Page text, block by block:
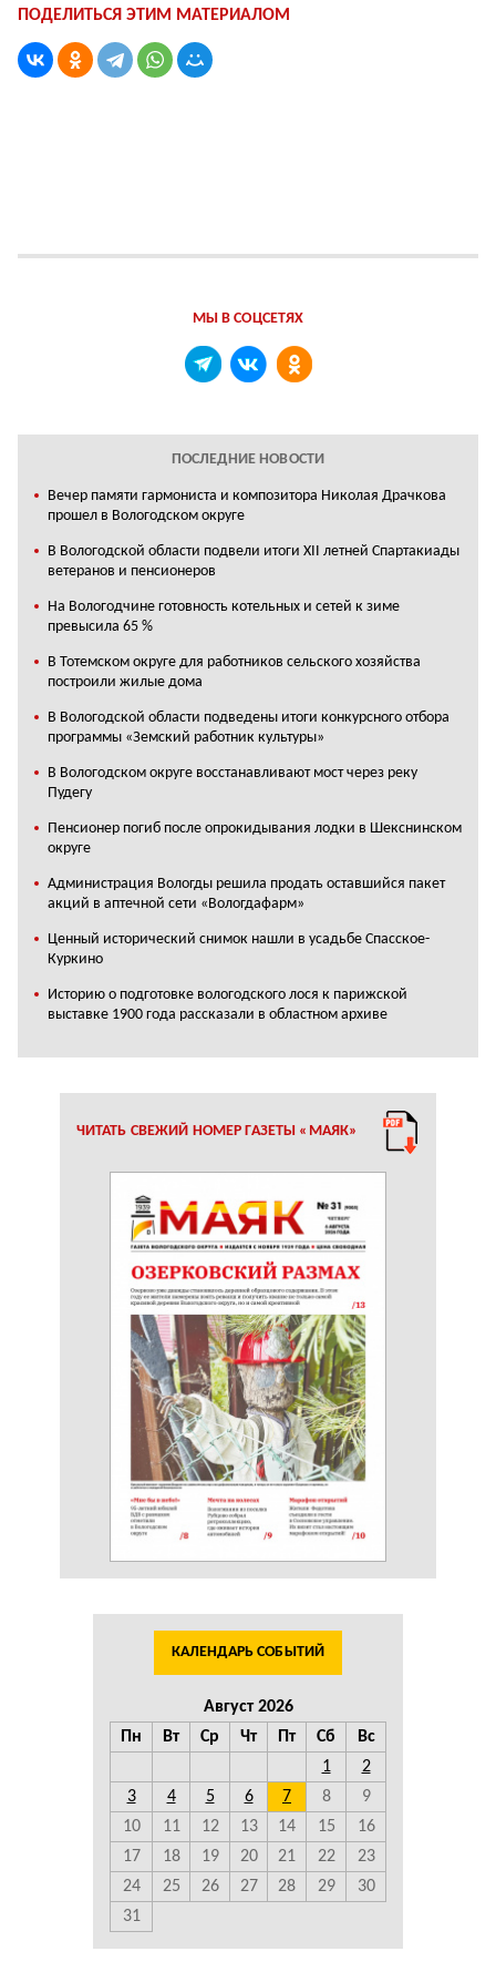
ПОДЕЛИТЬСЯ ЭТИМ МАТЕРИАЛОМ
МЫ В СОЦСЕТЯХ
ПОСЛЕДНИЕ НОВОСТИ
Вечер памяти гармониста и композитора Николая Драчкова
прошел в Вологодском округе
В Вологодской области подвели итоги XII летней Спартакиады
ветеранов и пенсионеров
На Вологодчине готовность котельных и сетей к зиме
превысила 65 %
В Тотемском округе для работников сельского хозяйства
построили жилые дома
В Вологодской области подведены итоги конкурсного отбора
программы «Земский работник культуры»
В Вологодском округе восстанавливают мост через реку
Пудегу
Пенсионер погиб после опрокидывания лодки в Шекснинском
округе
Администрация Вологды решила продать оставшийся пакет
акций в аптечной сети «Вологдафарм»
Ценный исторический снимок нашли в усадьбе Спасское-
Куркино
Историю о подготовке вологодского лося к парижской
выставке 1900 года рассказали в областном архиве
ЧИТАТЬ СВЕЖИЙ НОМЕР ГАЗЕТЫ «МАЯК»
КАЛЕНДАРЬ СОБЫТИЙ
Август 2026
Пн
Вт Ср Чт Пт Сб
Вс
1
2
3
4 5 6 7 8
9
10
11 12 13 14 15
16
17
18 19 20 21 22
23
24
25 26 27 28 29
30
31